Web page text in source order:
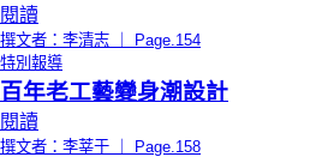
閱讀
撰文者：李清志 ｜ Page.154
特別報導
百年老工藝變身潮設計
閱讀
撰文者：李莘于 ｜ Page.158